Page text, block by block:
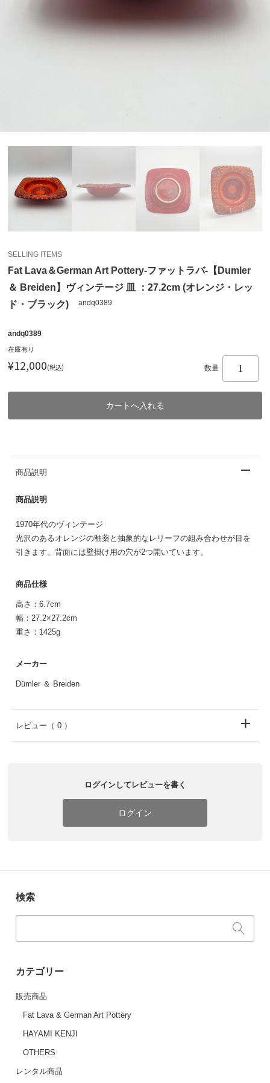
SELLING ITEMS
Fat Lava＆German Art Pottery-ファットラバ-【Dumler
＆ Breiden】ヴィンテージ 皿 ：27.2cm (オレンジ・レッ
ド・ブラック)
andq0389
andq0389
在庫有り
¥12,000(税込) 数量
商品説明
商品説明
1970年代のヴィンテージ
光沢のあるオレンジの釉薬と抽象的なレリーフの組み合わせが目を
引きます。背面には壁掛け用の穴が2つ開いています。
商品仕様
高さ：6.7cm
幅：27.2×27.2cm
重さ：1425g
メーカー
Dümler ＆ Breiden
レビュー （ 0 ）
ログインしてレビューを書く
ログイン
検索
カテゴリー
販売商品
Fat Lava & German Art Pottery
HAYAMI KENJI
OTHERS
レンタル商品